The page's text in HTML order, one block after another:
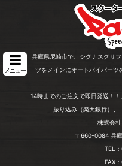
メニュー
兵庫県尼崎市で、シグナスグリ
ツをメインにオートバイパーツ
14時までのご注文で即日発送！
振り込み（楽天銀行）、
株式会
〒660-0084 兵
TEL
FAX